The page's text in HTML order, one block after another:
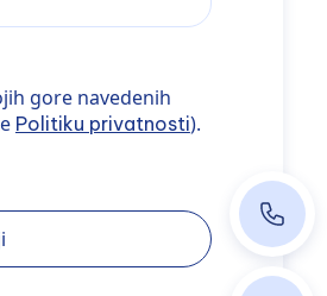
navedenih ličnih podataka
gore navedenih
Politiku privatnosti).
+43